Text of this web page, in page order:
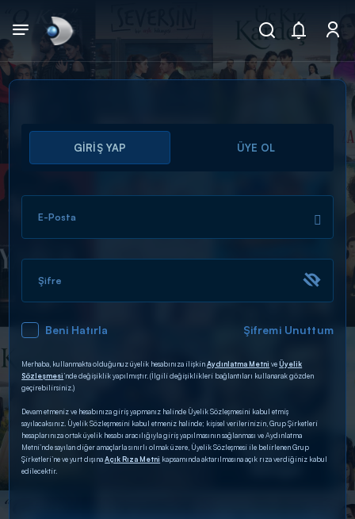
Arama
ARAMA SONUÇLARI
DİĞER SONUÇLAR
GİRİŞ YAP ÜYE OL
E-Posta
Şifre
Beni Hatırla Şifremi Unuttum
Merhaba, kullanmakta olduğunuz üyelik hesabınıza ilişkinAydınlatma Metni veÜyelik
Sözleşmesi’nde değişiklik yapılmıştır. (İlgili değişiklikleri bağlantıları kullanarak gözden
geçirebilirsiniz.)
Devam etmeniz ve hesabınıza giriş yapmanız halinde Üyelik Sözleşmesini kabul etmiş
sayılacaksınız. Üyelik Sözleşmesini kabul etmeniz halinde; kişisel verilerinizin, Grup Şirketleri
hesaplarınıza ortak üyelik hesabı aracılığıyla giriş yapılmasının sağlanması ve Aydınlatma
Metni’nde sayılan diğer amaçlarla sınırlı olmak üzere, Üyelik Sözleşmesi ile belirlenen Grup
Şirketleri’ne ve yurt dışınaAçık Rıza Metni kapsamında aktarılmasına açık rıza verdiğiniz kabul
edilecektir.